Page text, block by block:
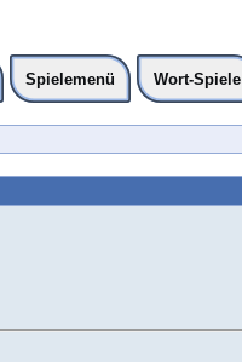
Spielemenü Wort-Spiele